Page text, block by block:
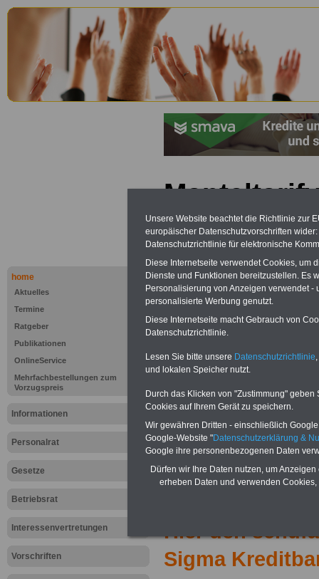
home
Aktuelles
Termine
Ratgeber
Publikationen
OnlineService
Mehrfachbestellungen zum
Vorzugspreis
Informationen
Personalrat
Gesetze
Betriebsrat
Interessenvertretungen
Vorschriften
Arbeiter
Dienst
PDF-SERVICE
Für nur 15 Euro (inkl. MwSt.)
und Beamte sowie
ausdrucken. Der PDF-
das mindestens einmal im
Komfort: Sie können aus
direkt zur weiterführenden
mehrere OnlineBücher bzw.
Beamtinnen und Beamte mit
und Ländern,
Nebentätig-keitsrecht für
Hier den
Sigma
Unsere Website beachtet die Richtlinie zur
europäischer Datenschutzvorschriften
Datenschutzrichtlinie für elektronische
Diese Internetseite verwendet Cookies, um
Dienste und Funktionen bereitzustellen. Es
Personalisierung von Anzeigen verwendet
personalisierte Werbung genutzt.
Diese Internetseite macht Gebrauch von
Datenschutzrichtlinie.
Lesen Sie bitte unsere Datenschutzrichtlinie
und lokalen Speicher nutzt.
Durch das Klicken von "Zustimmung"
Cookies auf Ihrem Gerät zu speichern.
Wir gewähren Dritten - einschließlich
Google-Website "Datenschutzerklärung &
Google ihre personenbezogenen Daten
Dürfen wir Ihre Daten nutzen, um
erheben Daten und verwenden